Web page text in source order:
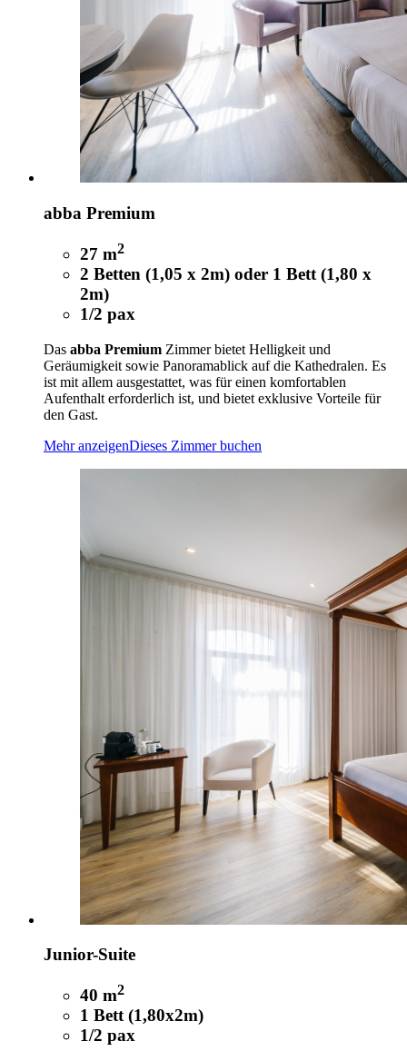
abba Premium
27 m2
2 Betten (1,05 x 2m) oder 1 Bett (1,80 x
2m)
1/2 pax
Das abba Premium Zimmer bietet Helligkeit und
Geräumigkeit sowie Panoramablick auf die Kathedralen. Es
ist mit allem ausgestattet, was für einen komfortablen
Aufenthalt erforderlich ist, und bietet exklusive Vorteile für
den Gast.
Mehr anzeigenDieses Zimmer buchen
Junior-Suite
40 m2
1 Bett (1,80x2m)
1/2 pax